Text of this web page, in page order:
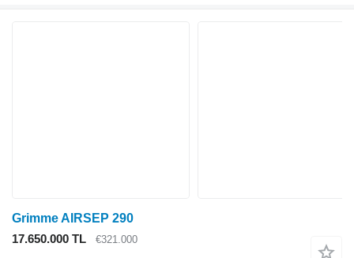
Grimme AIRSEP 290
17.650.000 TL
€321.000